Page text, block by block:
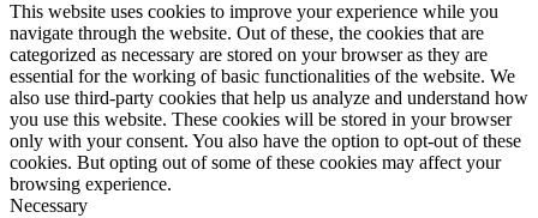
This website uses cookies to improve your experience while you
navigate through the website. Out of these, the cookies that are
categorized as necessary are stored on your browser as they are
essential for the working of basic functionalities of the website. We
also use third-party cookies that help us analyze and understand how
you use this website. These cookies will be stored in your browser
only with your consent. You also have the option to opt-out of these
cookies. But opting out of some of these cookies may affect your
browsing experience.
Necessary